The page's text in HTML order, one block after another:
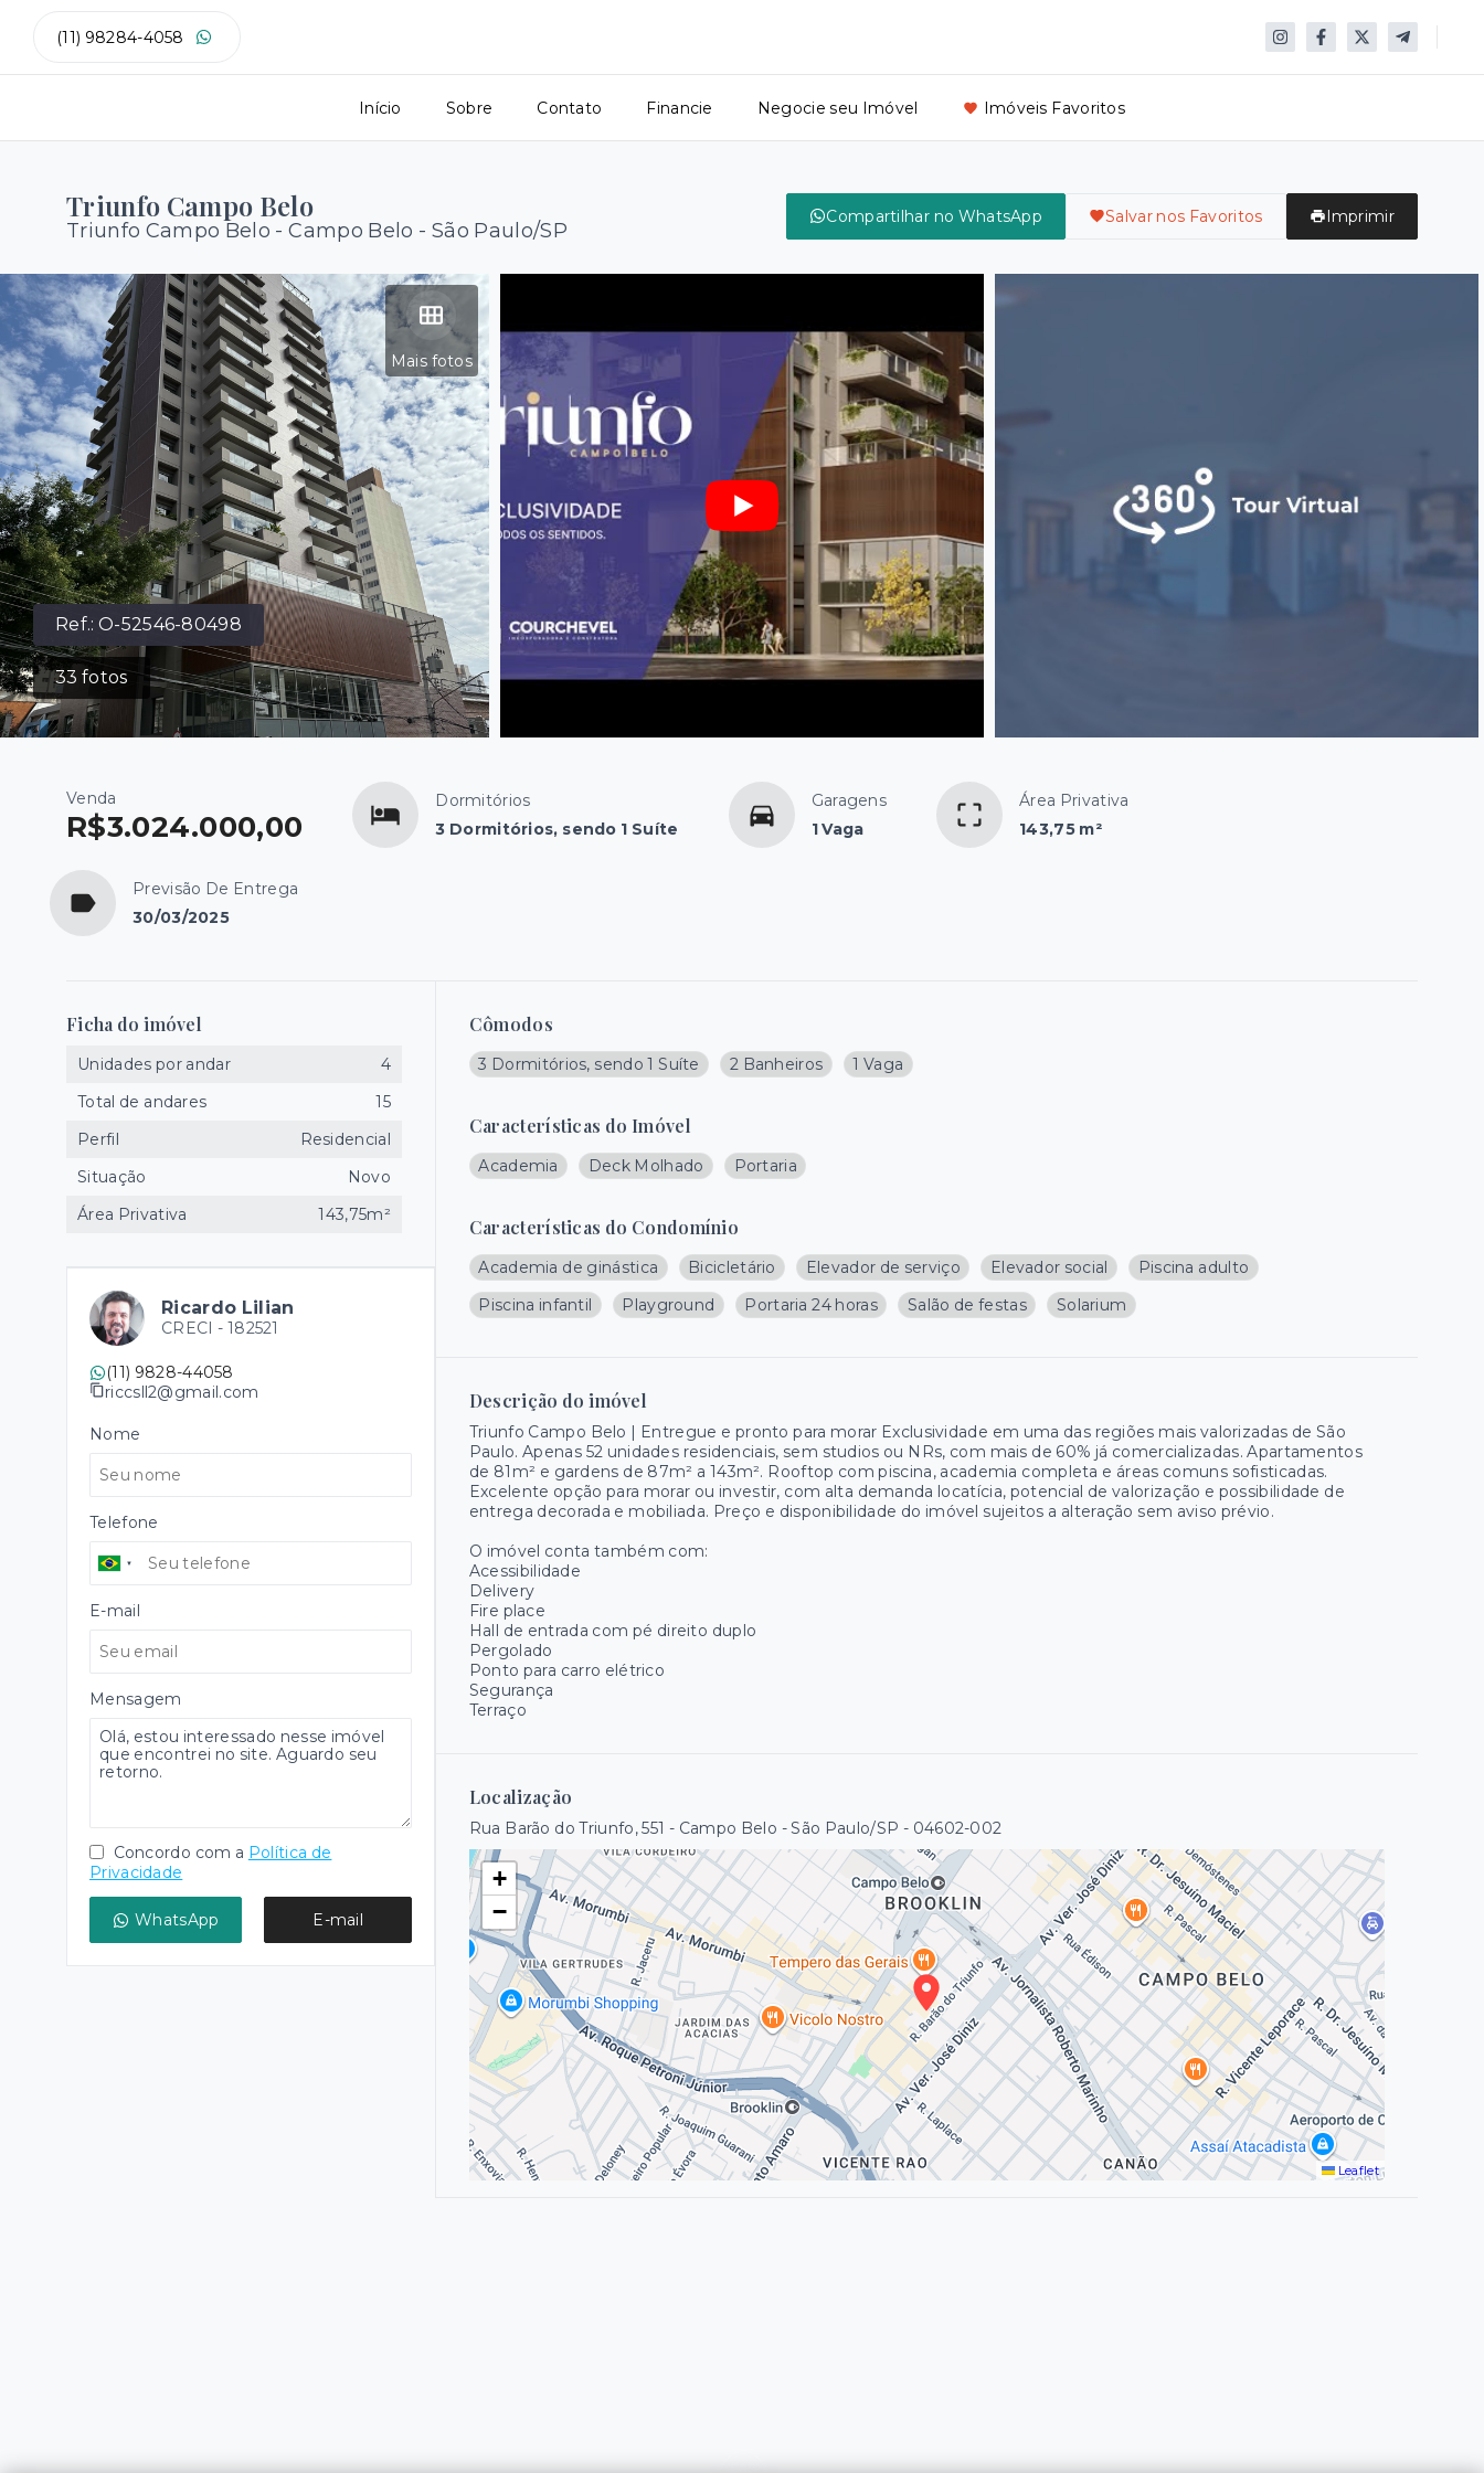
(11) 98284-4058
Início Sobre Contato Financie Negocie seu Imóvel Imóveis Favoritos
Triunfo Campo Belo
Triunfo Campo Belo -Campo Belo - São Paulo/SP
Compartilhar no WhatsApp Salvar nos Favoritos Imprimir
Ref.:O-52546-80498
33 fotos
Mais fotos
Venda
R$3.024.000,00
Dormitórios
3 Dormitórios, sendo 1 Suíte
Garagens
1 Vaga
Área Privativa
143,75 m²
Previsão De Entrega
30/03/2025
Cômodos
3 Dormitórios, sendo 1 Suíte 2 Banheiros 1 Vaga
Características do Imóvel
Academia Deck Molhado Portaria
Características do Condomínio
Academia de ginástica Bicicletário Elevador de serviço Elevador social
Piscina adulto
Piscina infantil
Playground Portaria 24 horas Salão de festas Solarium
Descrição do imóvel
Triunfo Campo Belo | Entregue e pronto para morar Exclusividade em uma das regiões mais valorizadas de São
Paulo. Apenas 52 unidades residenciais, sem studios ou NRs, com mais de 60% já comercializadas. Apartamentos
de 81m² e gardens de 87m² a 143m². Rooftop com piscina, academia completa e áreas comuns sofisticadas.
Excelente opção para morar ou investir, com alta demanda locatícia, potencial de valorização e possibilidade de
entrega decorada e mobiliada. Preço e disponibilidade do imóvel sujeitos a alteração sem aviso prévio.
O imóvel conta também com:
Acessibilidade
Delivery
Fire place
Hall de entrada com pé direito duplo
Pergolado
Ponto para carro elétrico
Segurança
Terraço
Localização
Rua Barão do Triunfo, 551 - Campo Belo - São Paulo/SP - 04602-002
+
−
Leaflet
Ficha do imóvel
Unidades por andar
4
Total de andares
15
Perfil
Residencial
Situação
Novo
Área Privativa
143,75m²
Ricardo Lilian
CRECI - 182521
(11) 9828-44058
riccsll2@gmail.com
Nome
Telefone
E-mail
Mensagem
Concordo com a Política de
Privacidade
WhatsApp E-mail